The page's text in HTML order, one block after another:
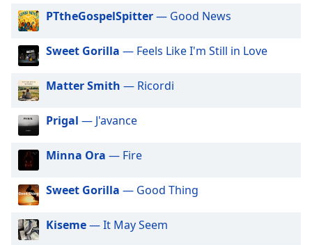
Picture-
Picture
Fullscreen
This
modal
Beginning
dialog
window.
Escape
PTtheGospelSpitter— Good News
Sweet Gorilla — Feels Like I'm Still in Love
Matter Smith — Ricordi
Prigal — J'avance
Minna Ora — Fire
Sweet Gorilla — Good Thing
Kiseme— It May Seem